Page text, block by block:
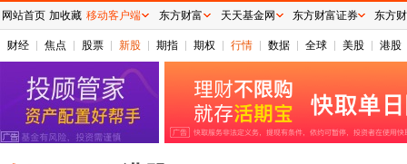
财经 焦点 股票 新股 期指 期权 行情 数据 全球 美股 港股
网站首页 加收藏 移动客户端 东方财富 天天基金网 东方财富证券 东方